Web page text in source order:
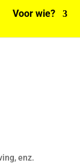
Voor wie?
enz.